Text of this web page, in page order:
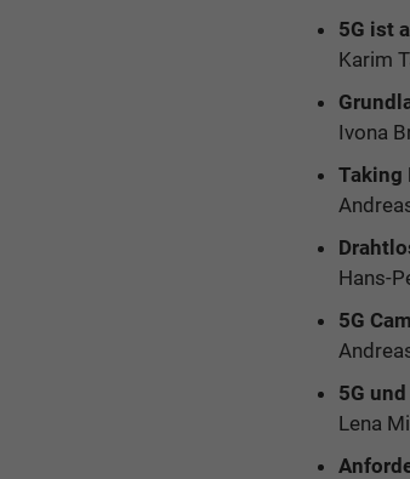
5G ist
Karim
Ivona
Taking
Hans-
5G
5G
Lena